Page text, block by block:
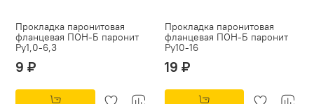
Прокладка паронитовая
фланцевая ПОН-Б паронит
Py1,0-6,3
9 ₽
Прокладка паронитовая
фланцевая ПОН-Б паронит
Py10-16
19 ₽